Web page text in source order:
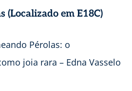
(Localizado em E18C)
Pérolas: o
joia rara – Edna Vasselo